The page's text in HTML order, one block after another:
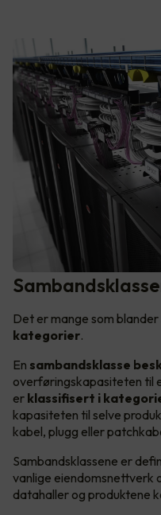
Det er mange som blander
kategorier.
En sambandsklasse
overføringskapasiteten til
er klassifisert i
kapasiteten til selve
kabel, plugg eller
Sambandsklassene er
vanlige eiendomsnettverk
datahaller og produktene